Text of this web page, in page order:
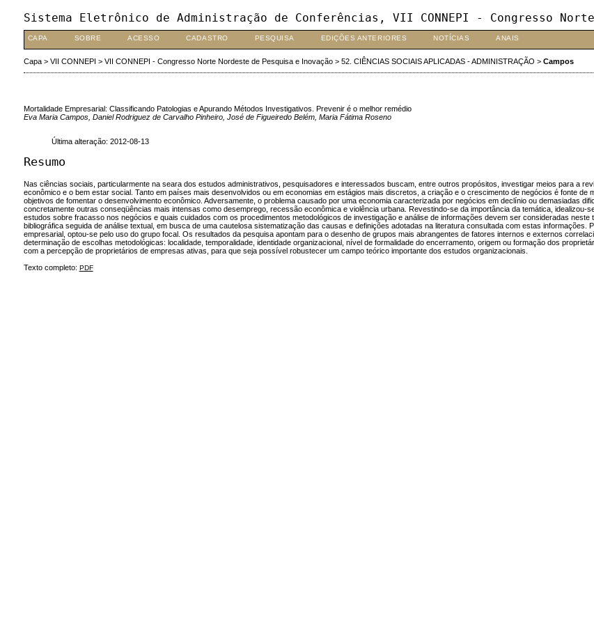
Sistema Eletrônico de Administração de Conferências, VII CONNEPI - Congresso
CAPA SOBRE ACESSO CADASTRO PESQUISA EDIÇÕES ANTERIORES NOTÍCIAS ANAIS
Capa> VII CONNEPI > VII CONNEPI - Congresso Norte Nordeste de Pesquisa e Inovação> 52. CIÊNCIAS SOCIAIS APLICADAS - ADMINISTRAÇÃO > Campos
Mortalidade Empresarial: Classificando Patologias e Apurando Métodos Investigativos. Prevenir é o melhor remédio
Eva Maria Campos, Daniel Rodriguez de Carvalho Pinheiro, José de Figueiredo Belém, Maria Fátima Roseno
Última alteração: 2012-08-13
Resumo
Nas ciências sociais, particularmente na seara dos estudos administrativos, pesquisadores e interessados buscam, entre outros propósitos, investigar meios para a
econômico e o bem estar social. Tanto em países mais desenvolvidos ou em economias em estágios mais discretos, a criação e o crescimento de negócios é fonte
objetivos de fomentar o desenvolvimento econômico. Adversamente, o problema causado por uma economia caracterizada por negócios em declínio ou demasiadas
concretamente outras conseqüências mais intensas como desemprego, recessão econômica e violência urbana. Revestindo-se da importância da temática,
estudos sobre fracasso nos negócios e quais cuidados com os procedimentos metodológicos de investigação e análise de informações devem ser consideradas
bibliográfica seguida de análise textual, em busca de uma cautelosa sistematização das causas e definições adotadas na literatura consultada com estas
empresarial, optou-se pelo uso do grupo focal. Os resultados da pesquisa apontam para o desenho de grupos mais abrangentes de fatores internos e externos
determinação de escolhas metodológicas: localidade, temporalidade, identidade organizacional, nível de formalidade do encerramento, origem ou formação dos
com a percepção de proprietários de empresas ativas, para que seja possível robustecer um campo teórico importante dos estudos organizacionais.
Texto completo: PDF